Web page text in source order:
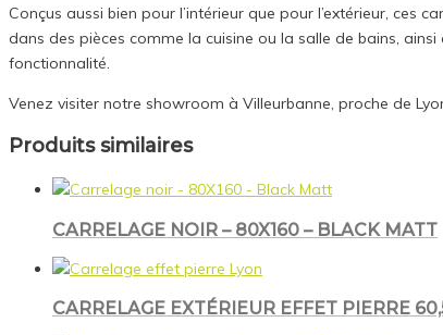
Conçus aussi bien pour l’intérieur que pour l’extérieur,
dans des pièces comme la cuisine ou la salle de bains,
fonctionnalité.
Venez visiter notre showroom à Villeurbanne, proche de
Produits similaires
CARRELAGE NOIR – 80X160 – BLACK MATT
CARRELAGE EXTÉRIEUR EFFET PIERRE